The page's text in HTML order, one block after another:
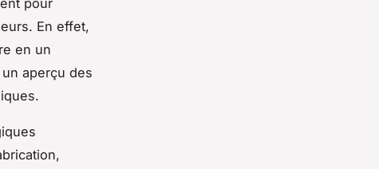
pour
En effet,
en un
aperçu des